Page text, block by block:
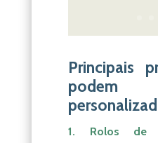
Principais
1. Rolos de